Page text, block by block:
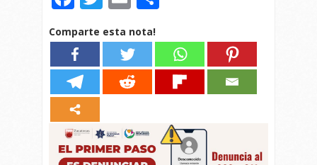
Comparte esta nota!